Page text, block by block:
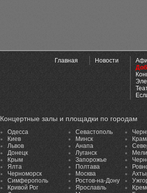
Главная Новости
Концертные залы и площадки по городам
Одесса
Киев
Львов
Донецк
Крым
Ялта
Черноморск
Симферополь
Кривой Рог
Севастополь
Минск
Анапа
Луганск
Запорожье
Полтава
Москва
Ростов-на-Дону
Ярославль